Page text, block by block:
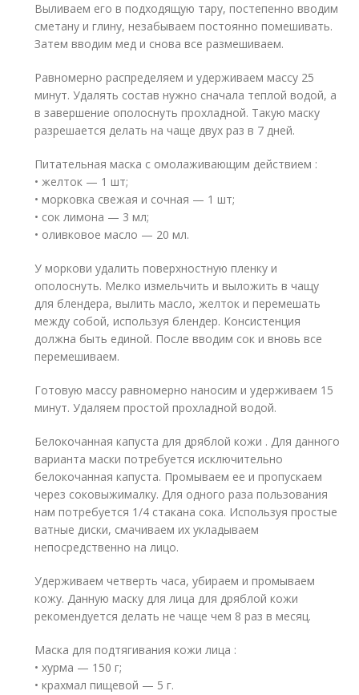
Выливаем его в подходящую тару, постепенно вводим
сметану и глину, незабываем постоянно помешивать.
Затем вводим мед и снова все размешиваем.
Равномерно распределяем и удерживаем массу 25
минут. Удалять состав нужно сначала теплой водой, а
в завершение ополоснуть прохладной. Такую маску
разрешается делать на чаще двух раз в 7 дней.
Питательная маска с омолаживающим действием :
• желток — 1 шт;
• морковка свежая и сочная — 1 шт;
• сок лимона — 3 мл;
• оливковое масло — 20 мл.
У моркови удалить поверхностную пленку и
ополоснуть. Мелко измельчить и выложить в чащу
для блендера, вылить масло, желток и перемешать
между собой, используя блендер. Консистенция
должна быть единой. После вводим сок и вновь все
перемешиваем.
Готовую массу равномерно наносим и удерживаем 15
минут. Удаляем простой прохладной водой.
Белокочанная капуста для дряблой кожи . Для данного
варианта маски потребуется исключительно
белокочанная капуста. Промываем ее и пропускаем
через соковыжималку. Для одного раза пользования
нам потребуется 1/4 стакана сока. Используя простые
ватные диски, смачиваем их укладываем
непосредственно на лицо.
Удерживаем четверть часа, убираем и промываем
кожу. Данную маску для лица для дряблой кожи
рекомендуется делать не чаще чем 8 раз в месяц.
Маска для подтягивания кожи лица :
• хурма — 150 г;
• крахмал пищевой — 5 г.